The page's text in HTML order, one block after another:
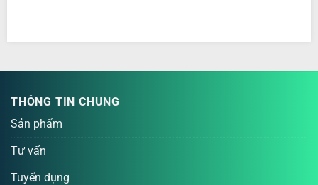
THÔNG TIN CHUNG
Sản phẩm
Tư vấn
Tuyển dụng